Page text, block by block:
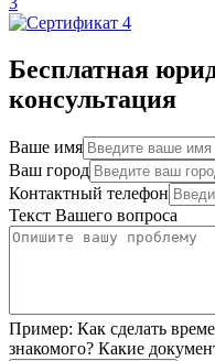
Бесплатная
консультация
Ваше имя
Ваш город
Контактный телефон
Текст Вашего вопроса
Пример: Как сделать
знакомого? Какие